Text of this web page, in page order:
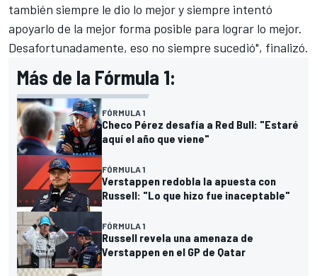
también siempre le dio lo mejor y siempre intentó
apoyarlo de la mejor forma posible para lograr lo mejor.
Desafortunadamente, eso no siempre sucedió", finalizó.
Más de la Fórmula 1:
FÓRMULA 1
Checo Pérez desafía a Red Bull: "Estaré
aquí el año que viene"
FÓRMULA 1
Verstappen redobla la apuesta con
Russell: "Lo que hizo fue inaceptable"
FÓRMULA 1
Russell revela una amenaza de
Verstappen en el GP de Qatar